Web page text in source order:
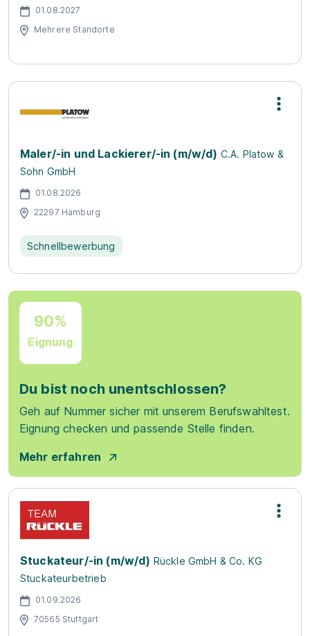
01.08.2027
Mehrere Standorte
Maler/-in und Lackierer/-in (m/w/d) C.A. Platow &
Sohn GmbH
01.08.2026
22297 Hamburg
Schnellbewerbung
90%
Eignung
Du bist noch unentschlossen?
Geh auf Nummer sicher mit unserem Berufswahltest.
Eignung checken und passende Stelle finden.
Mehr erfahren
Stuckateur/-in (m/w/d) Rückle GmbH & Co. KG
Stuckateurbetrieb
01.09.2026
70565 Stuttgart